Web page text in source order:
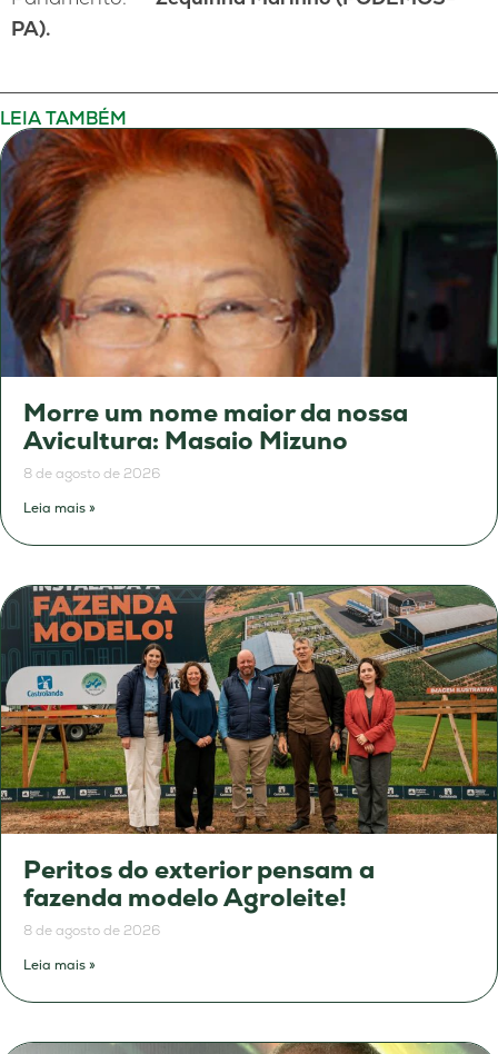
PA).
LEIA TAMBÉM
Morre um nome maior da nossa
Avicultura: Masaio Mizuno
8 de agosto de 2026
Leia mais »
Peritos do exterior pensam a
fazenda modelo Agroleite!
8 de agosto de 2026
Leia mais »